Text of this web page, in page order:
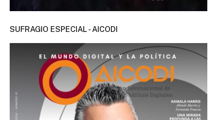
SUFRAGIO ESPECIAL - AICODI